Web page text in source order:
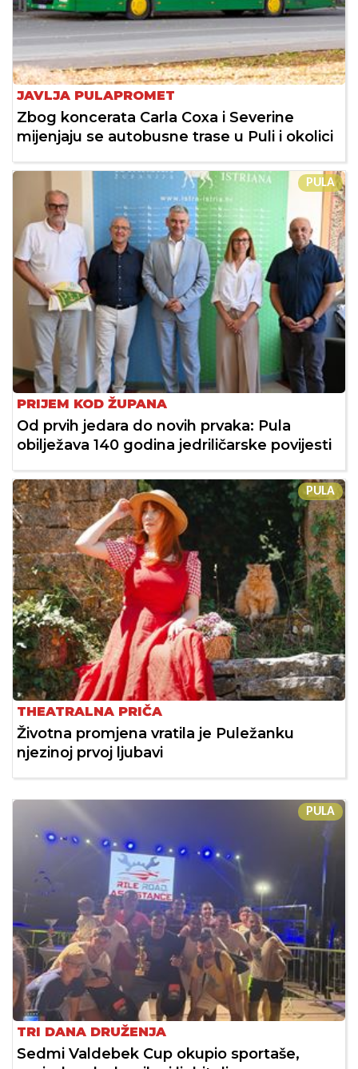
JAVLJA PULAPROMET
Zbog koncerata Carla Coxa i Severine
mijenjaju se autobusne trase u Puli i okolici
PULA
PRIJEM KOD ŽUPANA
Od prvih jedara do novih prvaka: Pula
obilježava 140 godina jedriličarske povijesti
PULA
THEATRALNA PRIČA
Životna promjena vratila je Puležanku
njezinoj prvoj ljubavi
PULA
TRI DANA DRUŽENJA
Sedmi Valdebek Cup okupio sportaše,